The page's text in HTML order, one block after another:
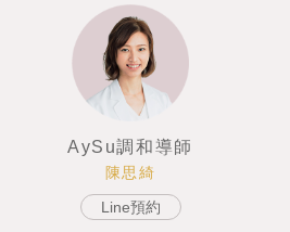
AySu調和導師
陳思綺
Line預約